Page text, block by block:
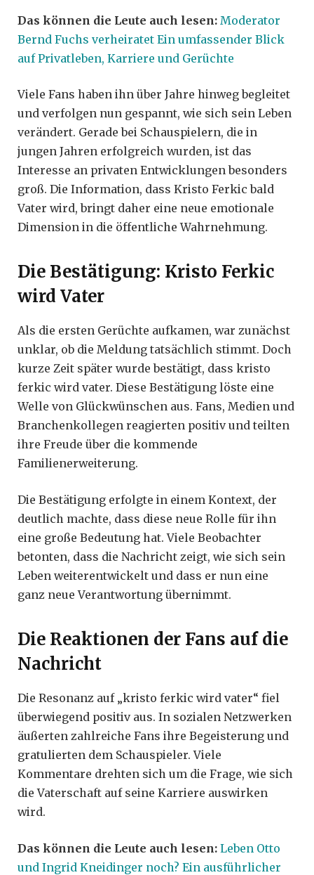
Das können die Leute auch lesen: Moderator
Bernd Fuchs verheiratet Ein umfassender Blick
auf Privatleben, Karriere und Gerüchte
Viele Fans haben ihn über Jahre hinweg begleitet
und verfolgen nun gespannt, wie sich sein Leben
verändert. Gerade bei Schauspielern, die in
jungen Jahren erfolgreich wurden, ist das
Interesse an privaten Entwicklungen besonders
groß. Die Information, dass Kristo Ferkic bald
Vater wird, bringt daher eine neue emotionale
Dimension in die öffentliche Wahrnehmung.
Die Bestätigung: Kristo Ferkic
wird Vater
Als die ersten Gerüchte aufkamen, war zunächst
unklar, ob die Meldung tatsächlich stimmt. Doch
kurze Zeit später wurde bestätigt, dass kristo
ferkic wird vater. Diese Bestätigung löste eine
Welle von Glückwünschen aus. Fans, Medien und
Branchenkollegen reagierten positiv und teilten
ihre Freude über die kommende
Familienerweiterung.
Die Bestätigung erfolgte in einem Kontext, der
deutlich machte, dass diese neue Rolle für ihn
eine große Bedeutung hat. Viele Beobachter
betonten, dass die Nachricht zeigt, wie sich sein
Leben weiterentwickelt und dass er nun eine
ganz neue Verantwortung übernimmt.
Die Reaktionen der Fans auf die
Nachricht
Die Resonanz auf „kristo ferkic wird vater“ fiel
überwiegend positiv aus. In sozialen Netzwerken
äußerten zahlreiche Fans ihre Begeisterung und
gratulierten dem Schauspieler. Viele
Kommentare drehten sich um die Frage, wie sich
die Vaterschaft auf seine Karriere auswirken
wird.
Das können die Leute auch lesen: Leben Otto
und Ingrid Kneidinger noch? Ein ausführlicher